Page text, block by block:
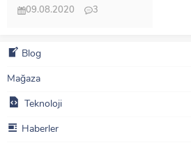
09.08.2020
3
Blog
Mağaza
Teknoloji
Haberler